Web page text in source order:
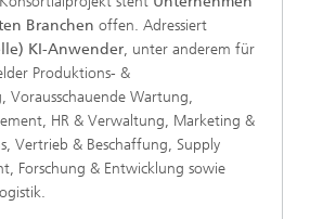
Branchen offen. Adressiert
KI-Anwender, unter anderem für
Produktions- &
Vorausschauende Wartung,
HR & Verwaltung, Marketing &
Vertrieb & Beschaffung, Supply
Forschung & Entwicklung sowie